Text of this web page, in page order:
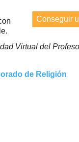
Conseguir
Virtual del
de Religión